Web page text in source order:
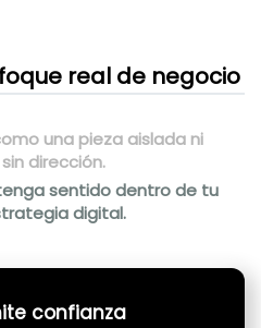
real de negocio
una pieza aislada ni
dirección.
sentido dentro de tu
digital.
confianza